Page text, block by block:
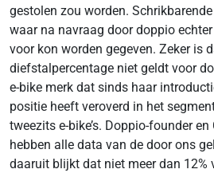
gestolen zou worden.
waar na navraag door doppio
voor kon worden gegeven. Zeker is
diefstalpercentage niet geldt voor
e-bike merk dat sinds haar
positie heeft veroverd in het
tweezits e-bike’s. Doppio-founder en
hebben alle data van de door ons
daaruit blijkt dat niet meer dan 12%